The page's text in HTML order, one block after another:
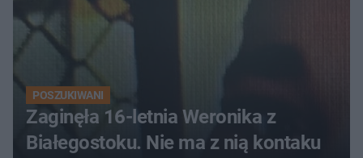
POSZUKIWANI
Zaginęła 16-letnia Weronika z
Białegostoku. Nie ma z nią kontaku